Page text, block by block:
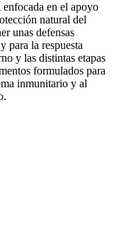
enfocada en el apoyo
natural del
unas defensas
para la respuesta
y las distintas etapas
formulados para
inmunitario y al